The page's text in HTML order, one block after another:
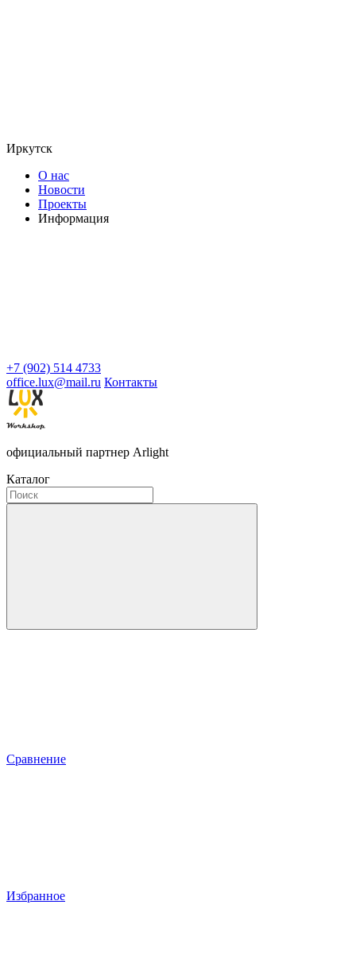
Иркутск
О нас
Новости
Проекты
Информация
+7 (902) 514 4733
office.lux@mail.ru Контакты
официальный партнер Arlight
Каталог
Сравнение
Избранное